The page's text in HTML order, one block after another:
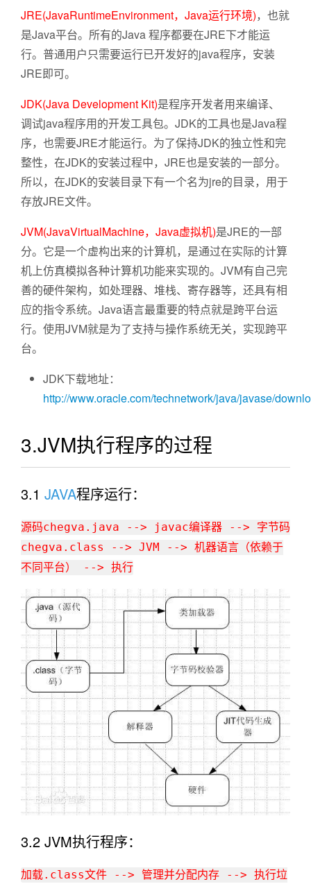
JRE(JavaRuntimeEnvironment，Java运行环境)，也就
是Java平台。所有的Java 程序都要在JRE下才能运
行。普通用户只需要运行已开发好的java程序，安装
JRE即可。
JDK(Java Development Kit)是程序开发者用来编译、
调试java程序用的开发工具包。JDK的工具也是Java程
序，也需要JRE才能运行。为了保持JDK的独立性和完
整性，在JDK的安装过程中，JRE也是安装的一部分。
所以，在JDK的安装目录下有一个名为jre的目录，用于
存放JRE文件。
JVM(JavaVirtualMachine，Java虚拟机)是JRE的一部
分。它是一个虚构出来的计算机，是通过在实际的计算
机上仿真模拟各种计算机功能来实现的。JVM有自己完
善的硬件架构，如处理器、堆栈、寄存器等，还具有相
应的指令系统。Java语言最重要的特点就是跨平台运
行。使用JVM就是为了支持与操作系统无关，实现跨平
台。
JDK下载地址：
http://www.oracle.com/technetwork/java/javase/
3.JVM执行程序的过程
3.1 JAVA程序运行：
源码chegva.java --> javac编译器 --> 字节码
chegva.class --> JVM --> 机器语言（依赖于
不同平台） --> 执行
3.2 JVM执行程序：
加载.class文件 --> 管理并分配内存 --> 执行垃